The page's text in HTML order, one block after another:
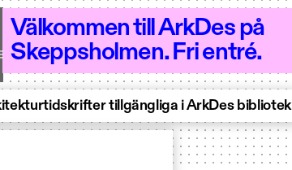
- Öppet 10–20
Välkommen till ArkDes på
Skeppsholmen. Fri entré.
tillgängliga i ArkDes bibliotek